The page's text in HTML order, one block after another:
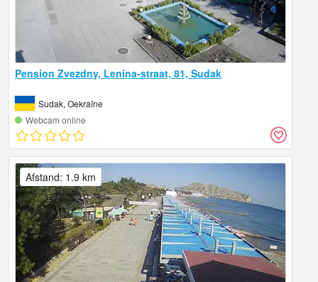
Pension Zvezdny, Lenina-straat, 81, Sudak
Sudak, Oekraïne
Webcam online
Afstand: 1.9 km